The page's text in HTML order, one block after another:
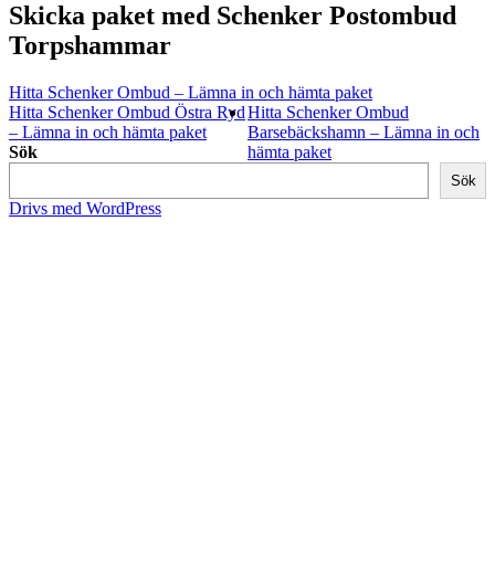
Skicka paket med Schenker Postombud
Torpshammar
Hitta Schenker Ombud – Lämna in och hämta paket
Hitta Schenker Ombud Östra Ryd
– Lämna in och hämta paket
Hitta Schenker Ombud
Barsebäckshamn – Lämna in och
hämta paket
Sök
Sök
Drivs med WordPress